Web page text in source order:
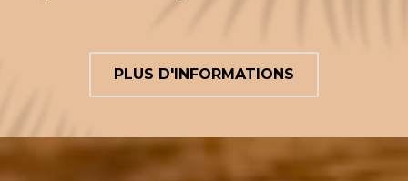
PLUS D'INFORMATIONS